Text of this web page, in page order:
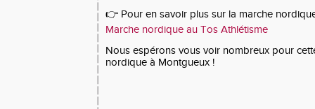
👉 Pour en savoir plus sur la marche
Marche nordique au Tos Athlétisme
Nous espérons vous voir nombreux pour
nordique à Montgueux !